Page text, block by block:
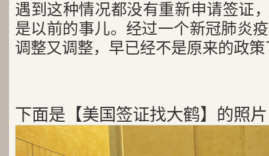
遇到这种情况都没有重新申请签证
是以前的事儿。经过一个新冠肺炎
调整又调整，早已经不是原来的政策
下面是【美国签证找大鹤】的照片